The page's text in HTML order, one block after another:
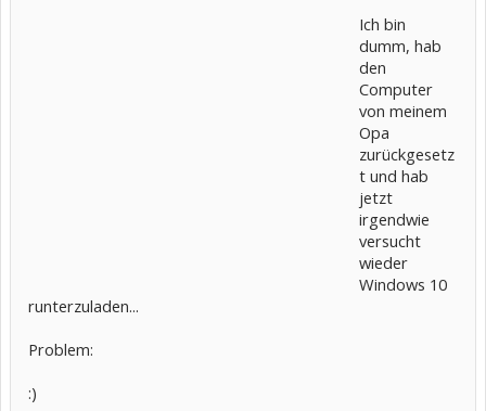
Ich bin
dumm, hab
den
Computer
von meinem
Opa
zurückgesetz
t und hab
jetzt
irgendwie
versucht
wieder
Windows 10
runterzuladen...
Problem:
:)